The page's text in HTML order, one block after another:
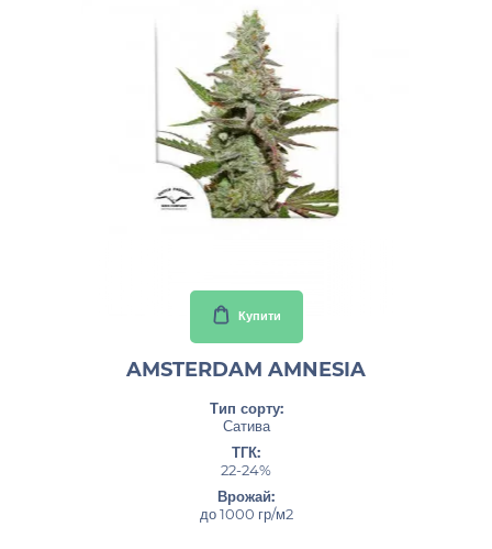
Купити
AMSTERDAM AMNESIA
Тип сорту:
Сатива
ТГК:
22-24%
Врожай:
до 1000 гр/м2